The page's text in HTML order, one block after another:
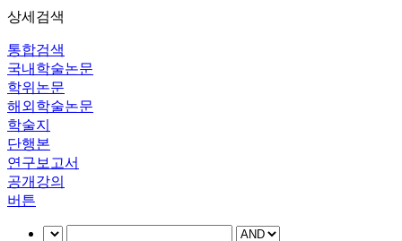
상세검색
통합검색
국내학술논문
학위논문
해외학술논문
학술지
단행본
연구보고서
공개강의
버튼